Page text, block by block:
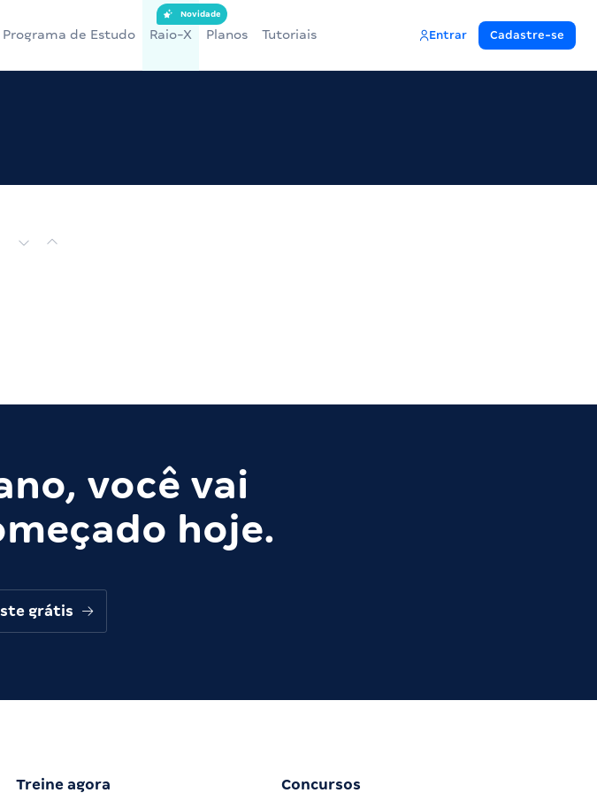
Programa de Estudo Raio-X
Novidade
Planos Tutoriais Entrar Cadastre-se
você vai
hoje.
grátis
Treine agora Concursos